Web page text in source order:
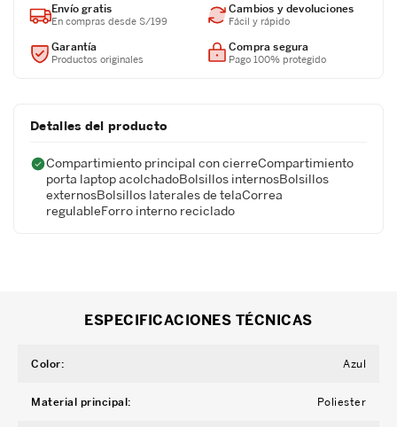
Envío gratis
En compras desde S/199
Cambios y devoluciones
Fácil y rápido
Garantía
Productos originales
Compra segura
Pago 100% protegido
Detalles del producto
Compartimiento principal con cierreCompartimiento
porta laptop acolchadoBolsillos internosBolsillos
externosBolsillos laterales de telaCorrea
regulableForro interno reciclado
ESPECIFICACIONES TÉCNICAS
Color: Azul
Material principal: Poliester